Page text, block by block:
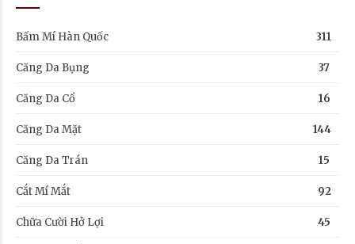
Bấm Mí Hàn Quốc 311
Căng Da Bụng 37
Căng Da Cổ 16
Căng Da Mặt 144
Căng Da Trán 15
Cắt Mí Mắt 92
Chữa Cười Hở Lợi 45